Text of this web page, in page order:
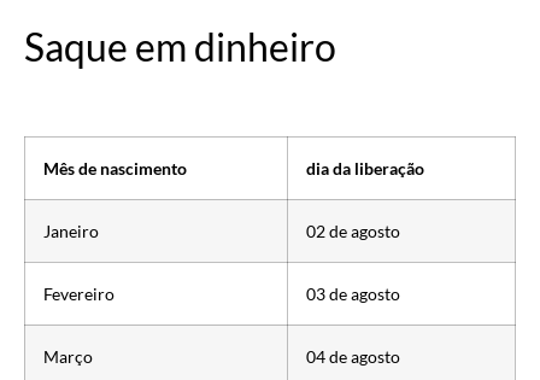
Saque em dinheiro
Mês de nascimento dia da liberação
Janeiro 02 de agosto
Fevereiro 03 de agosto
Março 04 de agosto